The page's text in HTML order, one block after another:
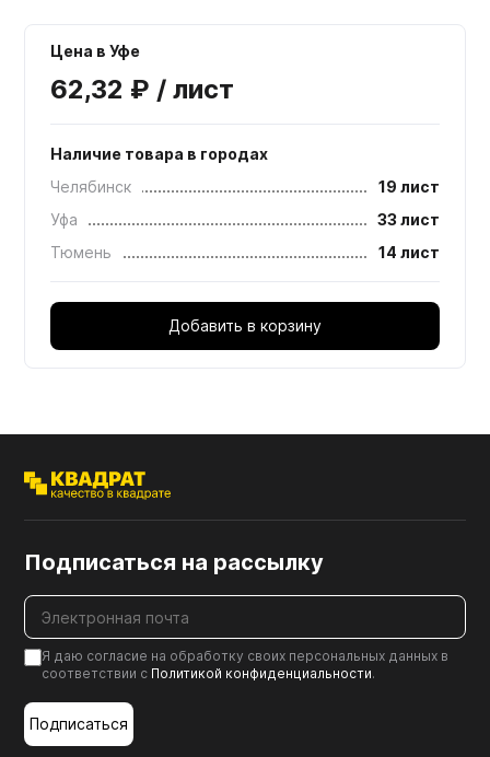
Цена в Уфе
62,32 ₽ / лист
Наличие товара в городах
Челябинск
19 лист
Уфа
33 лист
Тюмень
14 лист
Добавить в корзину
Подписаться на рассылку
Я даю согласие на обработку своих персональных данных в
соответствии с Политикой конфиденциальности.
Подписаться